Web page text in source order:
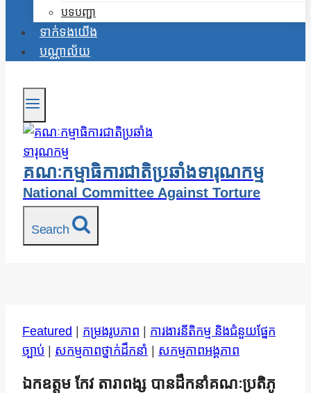
បទបញ្ជា
ទាក់ទងយើង
បណ្ណាល័យ
គណៈកម្មាធិការជាតិប្រឆាំងទារុណកម្ម
National Committee Against Torture
Search
Featured កម្រងរូបភាព
ការងារនីតិកម្ម និងជំនួយផ្នែក
ច្បាប់
សកម្មភាពថ្នាក់ដឹកនាំ សកម្មភាពអង្គភាព
ឯកឧត្តម កែវ តារាពង្ស បានដឹកនាំគណៈប្រតិភូ